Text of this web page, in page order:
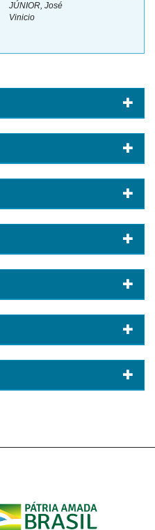
JÚNIOR, José
Vinicio